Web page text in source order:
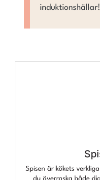
induktionshällar!
Spisen är kökets
du överraska både